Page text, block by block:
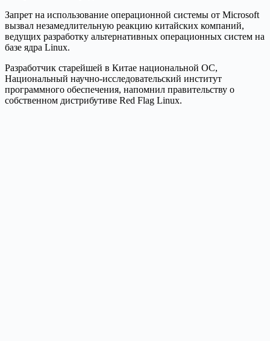
Запрет на использование операционной системы от Microsoft
вызвал незамедлительную реакцию китайских компаний,
ведущих разработку альтернативных операционных систем на
базе ядра Linux.
Разработчик старейшей в Китае национальной ОС,
Национальный научно-исследовательский институт
программного обеспечения, напомнил правительству о
собственном дистрибутиве Red Flag Linux.